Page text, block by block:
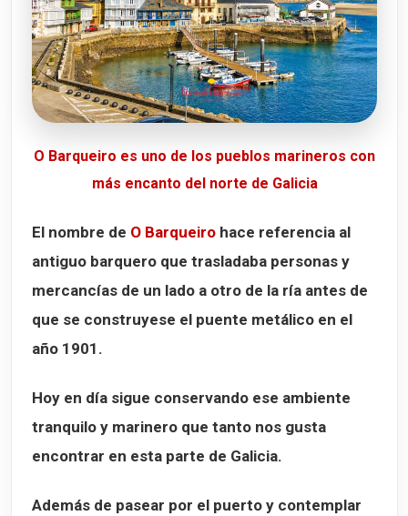
O Barqueiro es uno de los pueblos marineros con
más encanto del norte de Galicia
El nombre de O Barqueiro hace referencia al
antiguo barquero que trasladaba personas y
mercancías de un lado a otro de la ría antes de
que se construyese el puente metálico en el
año 1901 .
Hoy en día sigue conservando ese ambiente
tranquilo y marinero que tanto nos gusta
encontrar en esta parte de Galicia.
Además de pasear por el puerto y contemplar